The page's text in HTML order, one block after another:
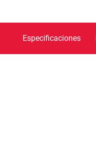
Especificaciones